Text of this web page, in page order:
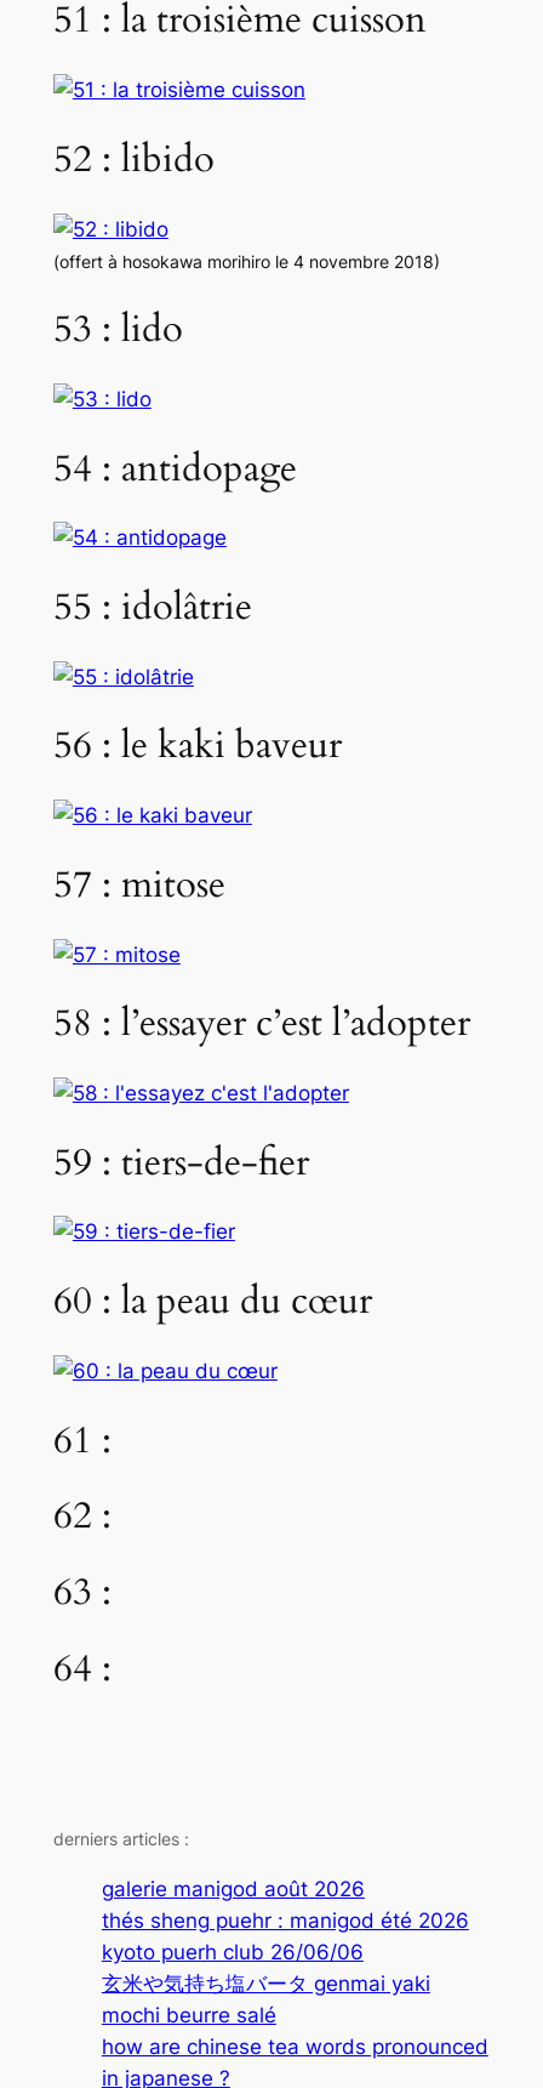
51 : la troisième cuisson
52 : libido
(offert à hosokawa morihiro le 4 novembre 2018)
53 : lido
54 : antidopage
55 : idolâtrie
56 : le kaki baveur
57 : mitose
58 : l’essayer c’est l’adopter
59 : tiers-de-fier
60 : la peau du cœur
61 :
62 :
63 :
64 :
derniers articles :
galerie manigod août 2026
thés sheng puehr : manigod été 2026
kyoto puerh club 26/06/06
玄米や気持ち塩バータ genmai yaki
mochi beurre salé
how are chinese tea words pronounced
in japanese ?